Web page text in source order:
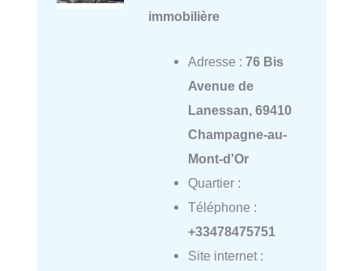
immobilière
Adresse : 76 Bis
Avenue de
Lanessan, 69410
Champagne-au-
Mont-d'Or
Quartier :
Téléphone :
+33478475751
Site internet :